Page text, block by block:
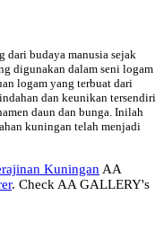
dari budaya manusia sejak
digunakan dalam seni logam
logam yang terbuat dari
dan keunikan tersendiri
daun dan bunga. Inilah
kuningan telah menjadi
Kuningan AA
. Check AA GALLERY's